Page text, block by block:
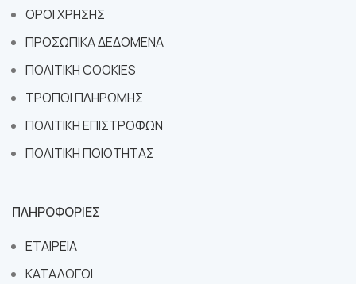
ΟΡΟΙ ΧΡΗΣΗΣ
ΠΡΟΣΩΠΙΚΑ ΔΕΔΟΜΕΝΑ
ΠΟΛΙΤΙΚΗ COOKIES
ΤΡΟΠΟΙ ΠΛΗΡΩΜΗΣ
ΠΟΛΙΤΙΚΗ ΕΠΙΣΤΡΟΦΩΝ
ΠΟΛΙΤΙΚΗ ΠΟΙΟΤΗΤΑΣ
ΠΛΗΡΟΦΟΡΙΕΣ
ΕΤΑΙΡΕΙΑ
ΚΑΤΑΛΟΓΟΙ